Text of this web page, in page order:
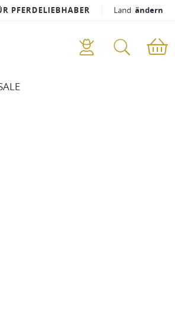
PFERDELIEBHABER Land ändern